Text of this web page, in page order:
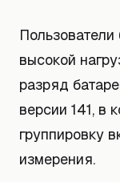
высокой
разряд
версии 141, в
группировку
измерения.